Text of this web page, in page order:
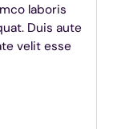
laboris
Duis aute
velit esse